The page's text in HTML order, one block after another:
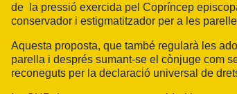
de la pressió exercida pel Copríncep
conservador i estigmatitzador per a les
Aquesta proposta, que també regularà les
parella i després sumant-se el cònjuge com
reconeguts per la declaració universal de